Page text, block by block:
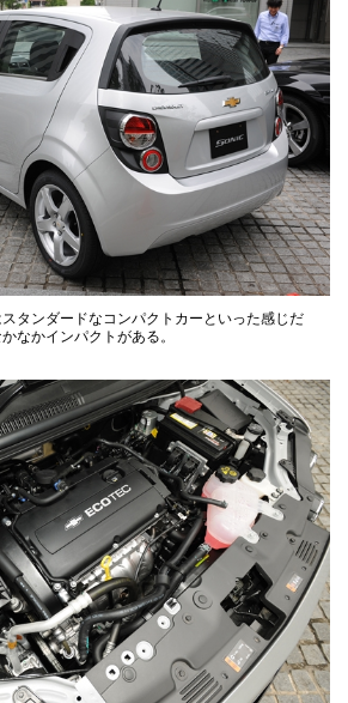
タンダードなコンパクトカーといった感じだ
なかインパクトがある。